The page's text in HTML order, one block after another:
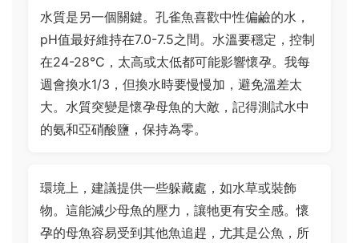
水質是另一個關鍵。孔雀魚喜歡中性偏鹼的水，
pH值最好維持在7.0-7.5之間。水溫要穩定，控制
在24-28°C，太高或太低都可能影響懷孕。我每
週會換水1/3，但換水時要慢慢加，避免溫差太
大。水質突變是懷孕母魚的大敵，記得測試水中
的氨和亞硝酸鹽，保持為零。
環境上，建議提供一些躲藏處，如水草或裝飾
物。這能減少母魚的壓力，讓牠更有安全感。懷
孕的母魚容易受到其他魚追趕，尤其是公魚，所